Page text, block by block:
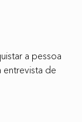
a pessoa
entrevista de